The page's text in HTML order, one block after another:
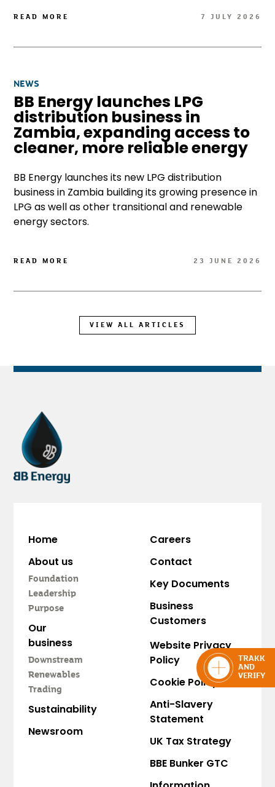
TRAKK
AND
VERIFY
READ MORE 7 JULY 2026
NEWS
BB Energy launches LPG
distribution business in
Zambia, expanding access to
cleaner, more reliable energy
BB Energy launches its new LPG distribution
business in Zambia building its growing presence in
LPG as well as other transitional and renewable
energy sectors.
READ MORE 23 JUNE 2026
VIEW ALL ARTICLES
Home
About us
Foundation
Leadership
Purpose
Our
business
Downstream
Renewables
Trading
Sustainability
Newsroom
Careers
Contact
Key Documents
Business
Customers
Website Privacy
Policy
Cookie Policy
Anti-Slavery
Statement
UK Tax Strategy
BBE Bunker GTC